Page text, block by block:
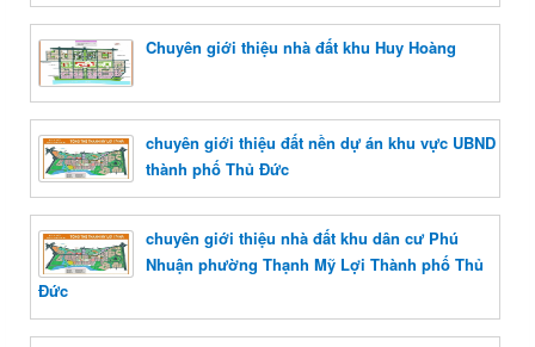
Chuyên giới thiệu nhà đất khu Huy Hoàng
chuyên giới thiệu đất nền dự án khu vực UBND
thành phố Thủ Đức
chuyên giới thiệu nhà đất khu dân cư Phú
Nhuận phường Thạnh Mỹ Lợi Thành phố Thủ
Đức